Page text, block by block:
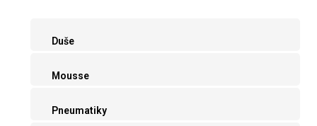
Duše
Mousse
Pneumatiky